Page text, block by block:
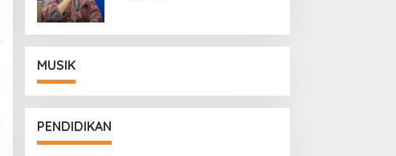
MUSIK
PENDIDIKAN